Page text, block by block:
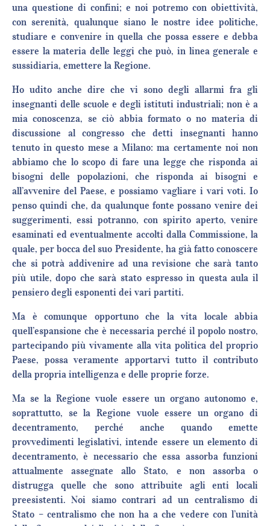
una questione di confini; e noi potremo con obiettività,
con serenità, qualunque siano le nostre idee politiche,
studiare e convenire in quella che possa essere e debba
essere la materia delle leggi che può, in linea generale e
sussidiaria, emettere la Regione.
Ho udito anche dire che vi sono degli allarmi fra gli
insegnanti delle scuole e degli istituti industriali; non è a
mia conoscenza, se ciò abbia formato o no materia di
discussione al congresso che detti insegnanti hanno
tenuto in questo mese a Milano: ma certamente noi non
abbiamo che lo scopo di fare una legge che risponda ai
bisogni delle popolazioni, che risponda ai bisogni e
all’avvenire del Paese, e possiamo vagliare i vari voti. Io
penso quindi che, da qualunque fonte possano venire dei
suggerimenti, essi potranno, con spirito aperto, venire
esaminati ed eventualmente accolti dalla Commissione, la
quale, per bocca del suo Presidente, ha già fatto conoscere
che si potrà addivenire ad una revisione che sarà tanto
più utile, dopo che sarà stato espresso in questa aula il
pensiero degli esponenti dei vari partiti.
Ma è comunque opportuno che la vita locale abbia
quell’espansione che è necessaria perché il popolo nostro,
partecipando più vivamente alla vita politica del proprio
Paese, possa veramente apportarvi tutto il contributo
della propria intelligenza e delle proprie forze.
Ma se la Regione vuole essere un organo autonomo e,
soprattutto, se la Regione vuole essere un organo di
decentramento, perché anche quando emette
provvedimenti legislativi, intende essere un elemento di
decentramento, è necessario che essa assorba funzioni
attualmente assegnate allo Stato, e non assorba o
distrugga quelle che sono attribuite agli enti locali
preesistenti. Noi siamo contrari ad un centralismo di
Stato – centralismo che non ha a che vedere con l’unità